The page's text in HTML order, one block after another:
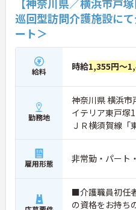
【神奈川県／横浜市戸
巡回型訪問介護施設に
ート＞
給料 時給1,355円～
勤務地
神奈川県 横浜市
イテリア東戸塚
ＪＲ横須賀線「
雇用形態 非常勤・パート
■介護職員初任
の資格をお持ち